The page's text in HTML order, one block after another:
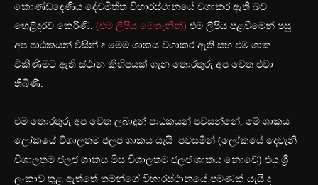
කොණ්ඩදෙණිය දේවමිත්ත විහාරස්ථානයේ වගාකර ඇති බව
හෙළිදරව් කෙරිණි. (එම ලිපිය මෙතැනින්) එම ලිපිය පළවීමෙන් පසු
අප පාඨකයන් විසින් ද මෙම ශාකය වගාකර ඇති සහ එම ශාක
විකිණීමට ඇති ස්ථාන කිහිපයක් ගැන තොරතුරු අප වෙත එවා
තිබිණි.
එම තොරතුරු අප වෙත ලබාදුන් පාඨකයන් පවසන්නේ, මේ ශාකය
ලෝකයේ විශාලතම ජලජ ශාකය යැයි පවසමින් (ලෝකයේ දෙවැනි
විශාලතම ජලජ ශාකය මිස විශාලතම ජලජ ශාකය නොවේ) එය ශ්‍රී
ලංකාව තුළ ඇත්තේ තමන්ගේ විහාරස්ථානයේ පමණක් යැයි ද